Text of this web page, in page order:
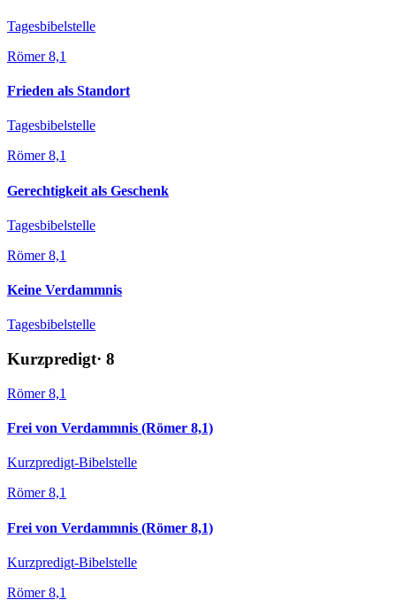
Tagesbibelstelle
Römer 8,1
Frieden als Standort
Tagesbibelstelle
Römer 8,1
Gerechtigkeit als Geschenk
Tagesbibelstelle
Römer 8,1
Keine Verdammnis
Tagesbibelstelle
Kurzpredigt· 8
Römer 8,1
Frei von Verdammnis (Römer 8,1)
Kurzpredigt-Bibelstelle
Römer 8,1
Frei von Verdammnis (Römer 8,1)
Kurzpredigt-Bibelstelle
Römer 8,1